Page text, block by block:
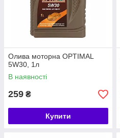
Олива моторна OPTIMAL
5W30, 1л
В наявності
259 ₴
Купити